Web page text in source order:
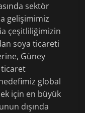
sektör
gelişimimiz
çeşitliliğimizin
soya ticareti
Güney
ticaret
global
için en büyük
dışında